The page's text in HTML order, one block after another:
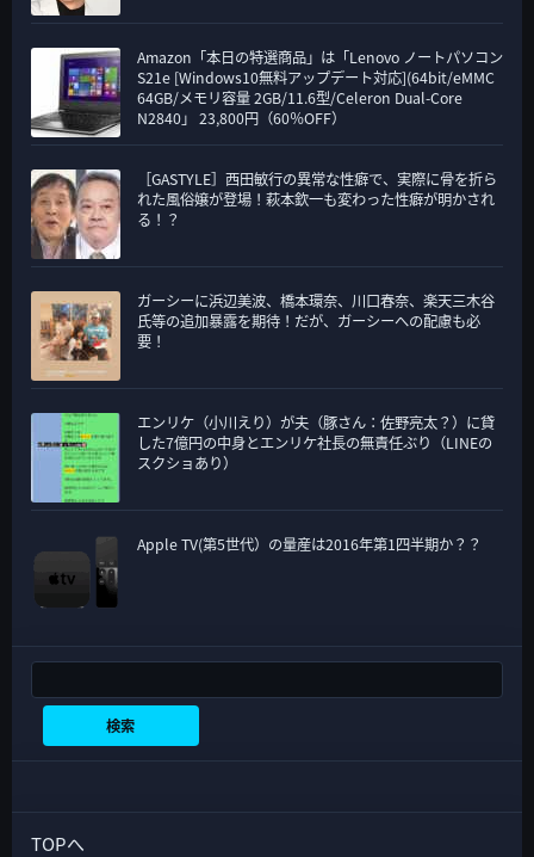
Amazon「本日の特選商品」は「Lenovo ノートパソコン
S21e [Windows10無料アップデート対応](64bit/eMMC
64GB/メモリ容量 2GB/11.6型/Celeron Dual-Core
N2840」 23,800円（60％OFF）
［GASTYLE］西田敏行の異常な性癖で、実際に骨を折ら
れた風俗嬢が登場！萩本欽一も変わった性癖が明かされ
る！？
ガーシーに浜辺美波、橋本環奈、川口春奈、楽天三木谷
氏等の追加暴露を期待！だが、ガーシーへの配慮も必
要！
エンリケ（小川えり）が夫（豚さん：佐野亮太？）に貸
した7億円の中身とエンリケ社長の無責任ぶり（LINEの
スクショあり）
Apple TV(第5世代）の量産は2016年第1四半期か？？
検索
TOPへ